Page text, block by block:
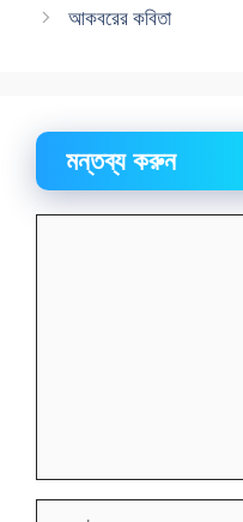
আকবরের কবিতা
মন্তব্য করুন